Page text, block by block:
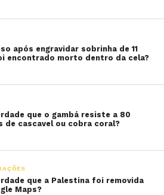
após engravidar sobrinha de 11
encontrado morto dentro da cela?
que o gambá resiste a 80
de cascavel ou cobra coral?
que a Palestina foi removida
Maps?